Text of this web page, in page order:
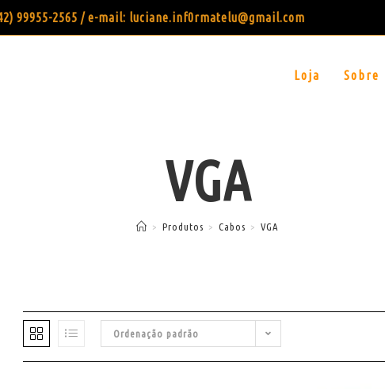
99955-2565 / e-mail: luciane.inf0rmatelu@gmail.com
Loja Sobre
VGA
> Produtos > Cabos > VGA
Ordenação padrão